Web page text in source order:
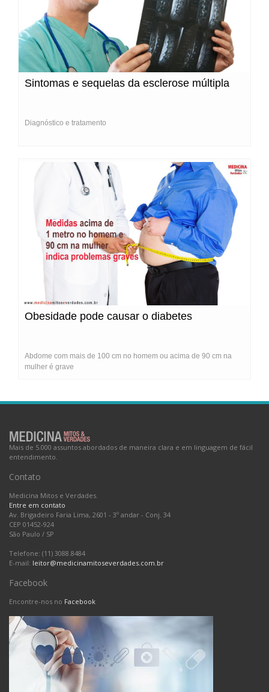
Sintomas e sequelas da esclerose múltipla
Diagnóstico e tratamento
Obesidade pode causar o diabetes
Abdome com mais de 100 cm no homem ou acima de 90 cm na
mulher é grave
Mais de 5.000 assuntos abordados de maneira clara e em linguagem de fácil
entendimento.
Contato
Medicina Mitos e Verdades.
Entre em contato
Av. Brigadeiro Faria Lima, 2601 - 3º andar - Conj. 34
CEP 01452-924
São Paulo / SP
Telefone: (11) 3088.8484
E-mail: leitor@medicinamitoseverdades.com.br
Facebook
Encontre-nos no Facebook